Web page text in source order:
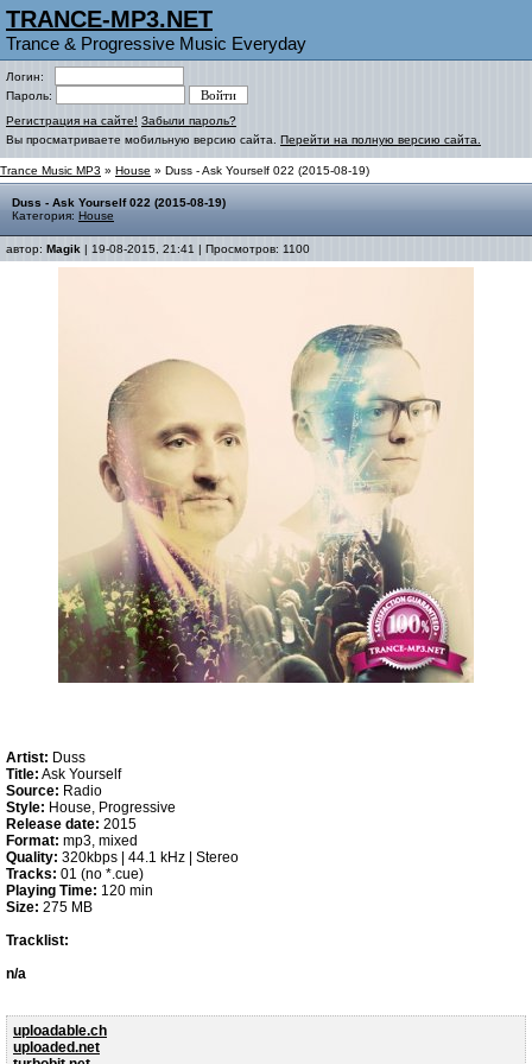
TRANCE-MP3.NET
Trance & Progressive Music Everyday
Логин:
Пароль:
Регистрация на сайте! Забыли пароль?
Вы просматриваете мобильную версию сайта. Перейти на полную версию сайта.
Trance Music MP3 » House » Duss - Ask Yourself 022 (2015-08-19)
Duss - Ask Yourself 022 (2015-08-19)
Категория: House
автор: Magik | 19-08-2015, 21:41 | Просмотров: 1100
Artist: Duss
Title: Ask Yourself
Source: Radio
Style: House, Progressive
Release date: 2015
Format: mp3, mixed
Quality: 320kbps | 44.1 kHz | Stereo
Tracks: 01 (no *.cue)
Playing Time: 120 min
Size: 275 MB
Tracklist:
n/a
uploadable.ch
uploaded.net